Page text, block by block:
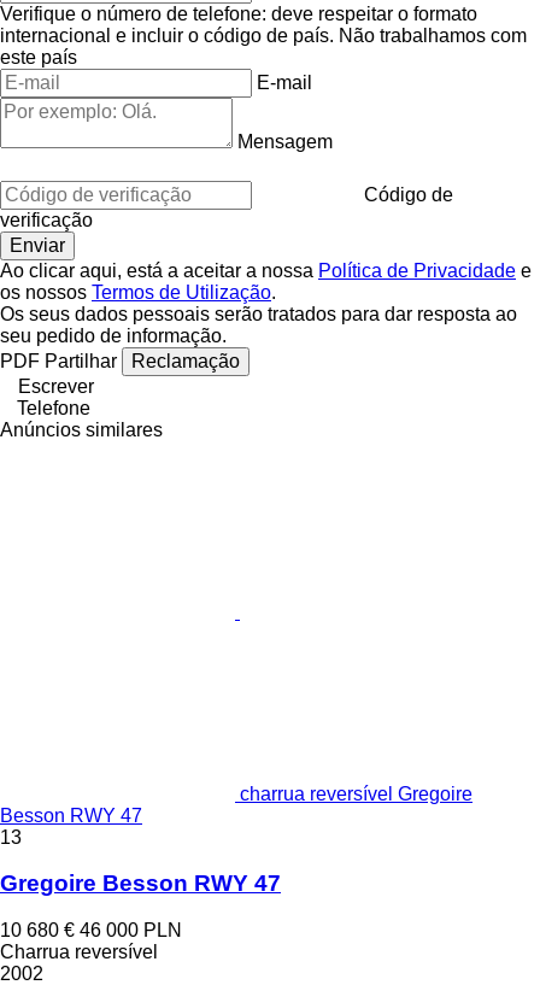
Verifique o número de telefone: deve respeitar o formato
internacional e incluir o código de país. Não trabalhamos com
este país
E-mail
Mensagem
Código de
verificação
Ao clicar aqui, está a aceitar a nossa Política de Privacidade e
os nossos Termos de Utilização.
Os seus dados pessoais serão tratados para dar resposta ao
seu pedido de informação.
PDF Partilhar
Reclamação
Escrever
Telefone
Anúncios similares
charrua reversível Gregoire
Besson RWY 47
13
Gregoire Besson RWY 47
10 680 € 46 000 PLN
Charrua reversível
2002